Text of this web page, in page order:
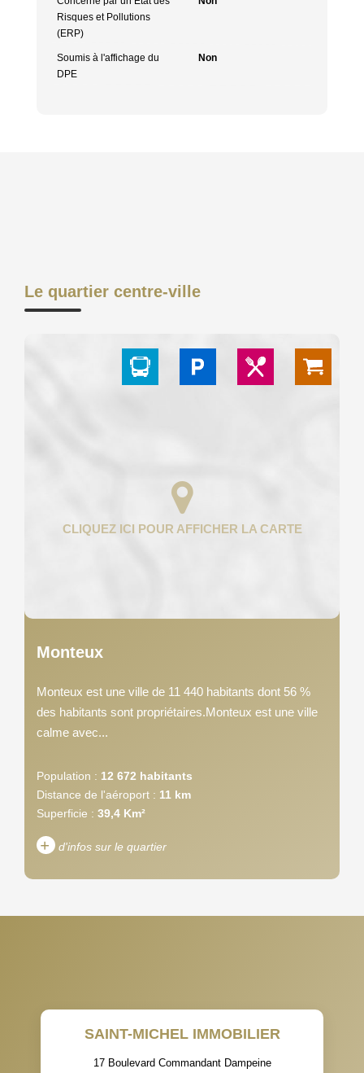
Risques et Pollutions
(ERP)
Soumis à l'affichage du
DPE
Non
Le quartier centre-ville
Monteux
Monteux est une ville de 11 440 habitants dont 56 %
des habitants sont propriétaires.Monteux est une ville
calme avec...
Population : 12 672 habitants
Distance de l'aéroport : 11 km
Superficie : 39,4 Km²
+ d'infos sur le quartier
TAXE FONCIÈRE
PART DES MÉNAGES SANS
VOITURE
SAINT-MICHEL IMMOBILIER
17 Boulevard Commandant Dampeine